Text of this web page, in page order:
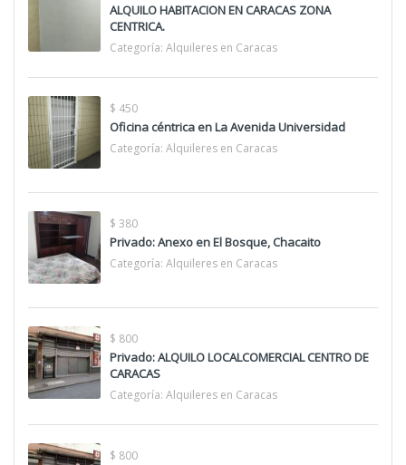
ALQUILO HABITACION EN CARACAS ZONA
CENTRICA.
Categoría: Alquileres en Caracas
$ 450
Oficina céntrica en La Avenida Universidad
Categoría: Alquileres en Caracas
$ 380
Privado: Anexo en El Bosque, Chacaito
Categoría: Alquileres en Caracas
$ 800
Privado: ALQUILO LOCALCOMERCIAL CENTRO DE
CARACAS
Categoría: Alquileres en Caracas
$ 800